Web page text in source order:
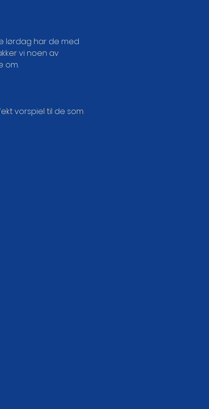
lørdag har de med
vi noen av
om.
vorspiel til de som